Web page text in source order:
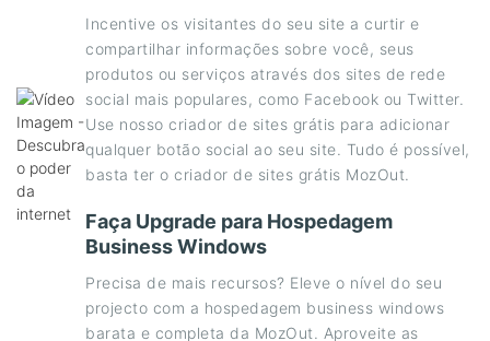
Incentive os visitantes do seu site a curtir e
compartilhar informações sobre você, seus
produtos ou serviços através dos sites de rede
social mais populares, como Facebook ou Twitter.
Use nosso criador de sites grátis para adicionar
qualquer botão social ao seu site. Tudo é possível,
basta ter o criador de sites grátis MozOut.
Faça Upgrade para Hospedagem
Business Windows
Precisa de mais recursos? Eleve o nível do seu
projecto com a hospedagem business windows
barata e completa da MozOut. Aproveite as